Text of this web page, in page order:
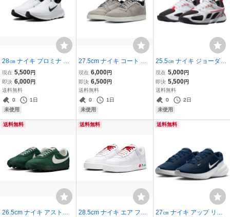
28㎝ ナイキ プロミナ 白/
黒 FV5285-101 NIKE PR
OMINA トレーニング ウォ
ーキング
現在 5,500円
即決 6,000円
送料無料
0
1日
未使用
27.5cm ナイキ コート ボ
ロー ロー プレミアム 灰/
白 844881-006 NIKE CO
URT BOROUGH LOW PR
M 定番
現在 6,000円
即決 6,500円
送料無料
0
1日
未使用
25.5㎝ ナイキ ジョーダン
エアー シリーズ PF 白/黒/
赤 FQ3859-106 NIKE JO
RDAN AIR SERIES PF
現在 5,000円
即決 5,500円
送料無料
0
2日
未使用
送料無料
26.5cm ナイキ アストロ
送料無料
28.5cm ナイキ エア フォ
送料無料
27㎝ ナイキ アップ リフ